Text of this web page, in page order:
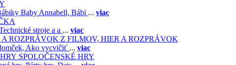
Baby Annabell, Bábi ... viac
stroje a a ... viac
Z FILMOV, HIER A ROZPRÁVOK
Ako vycvičiť ... viac
SPOLOČENSKÉ HRY